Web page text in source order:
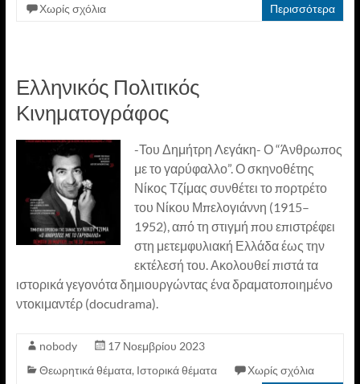
Χωρίς σχόλια
Περισσότερα
Ελληνικός Πολιτικός
Κινηματογράφος
-Του Δημήτρη Λεγάκη- Ο “Άνθρωπος
με το γαρύφαλλο”. Ο σκηνοθέτης
Νίκος Τζίμας συνθέτει το πορτρέτο
του Νίκου Μπελογιάννη (1915–
1952), από τη στιγμή που επιστρέφει
στη μετεμφυλιακή Ελλάδα έως την
εκτέλεσή του. Ακολουθεί πιστά τα
ιστορικά γεγονότα δημιουργώντας ένα δραματοποιημένο
ντοκιμαντέρ (docudrama).
nobody
17 Νοεμβρίου 2023
Θεωρητικά θέματα, Ιστορικά θέματα Χωρίς σχόλια